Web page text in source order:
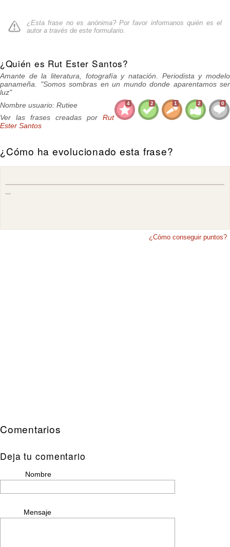
¿Esta frase no es anónima? Por favor informanos quién es el
autor a través de este formulario.
¿Quién es Rut Ester Santos?
Amante de la literatura, fotografía y natación. Periodista y modelo
panameña. "Somos sombras en un mundo donde aparentamos ser
luz"
4 2 1 2 0
Nombre usuario: Rutiee
Ver las frases creadas por Rut
Ester Santos
¿Cómo ha evolucionado esta frase?
¿Cómo conseguir puntos?
Comentarios
Deja tu comentario
Nombre
Mensaje